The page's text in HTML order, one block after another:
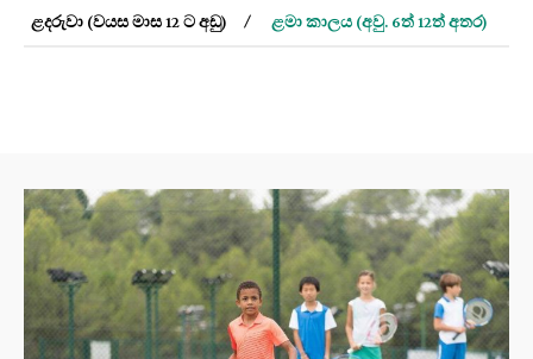
ළදරුවා (වයස මාස 12 ට අඩු)
ළමා කාලය (අවු. 6ත් 12ත් අතර)